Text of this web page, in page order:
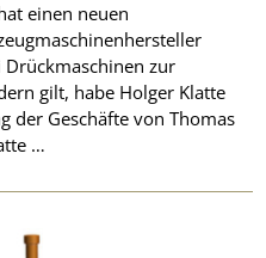
einen neuen
zur
gilt, habe Holger Klatte
der Geschäfte von Thomas
…